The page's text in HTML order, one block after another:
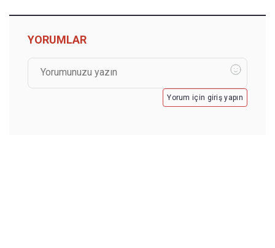
YORUMLAR
Yorum için giriş yapın